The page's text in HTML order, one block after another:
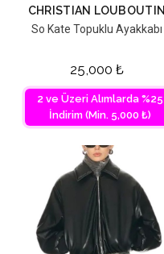
CHRISTIAN LOUBOUTIN
So Kate Topuklu Ayakkabı
25,000 ₺
2 ve Üzeri Alımlarda %25
İndirim (Min. 5,000 ₺)